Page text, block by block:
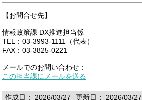
【お問合せ先】
情報政策課 DX推進担当係
TEL：03-3993-1111（代表）
FAX：03-3825-0221
メールでのお問い合わせ：
この担当課にメールを送る
作成日： 2026/03/27 更新日： 2026/03/27